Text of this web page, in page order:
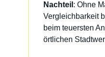
Nachteil : Ohne
Vergleichbarkeit
beim teuersten
örtlichen